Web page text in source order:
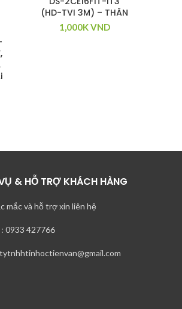
(HD-TVI 3M) – THÂN
1,000KVND
& HỖ TRỢ KHÁCH HÀNG
mắc và hỗ trợ xin liên hệ
0933 427766